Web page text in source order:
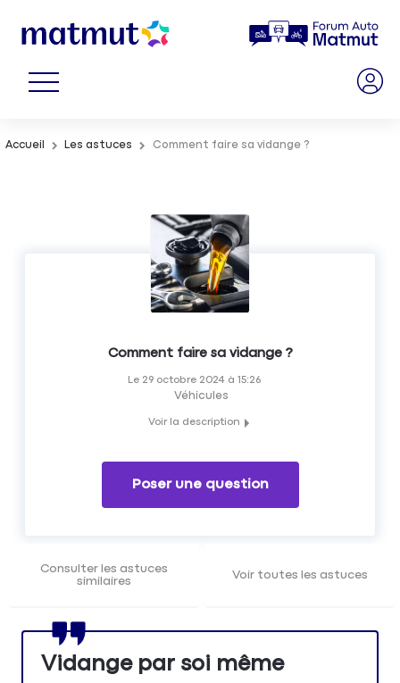
Accueil Les astuces Comment faire sa vidange ?
Comment faire sa vidange ?
Le 29 octobre 2024 à 15:26
Véhicules
Voir la description
Poser une question
Consulter les astuces
similaires
Voir toutes les astuces
Vidange par soi même